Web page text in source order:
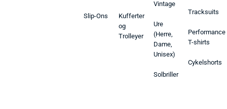
Slip-Ons
Kufferter
og
Trolleyer
Vintage
Ure
(Herre,
Dame,
Unisex)
Solbriller
Tracksuits
Performance
T-shirts
Cykelshorts